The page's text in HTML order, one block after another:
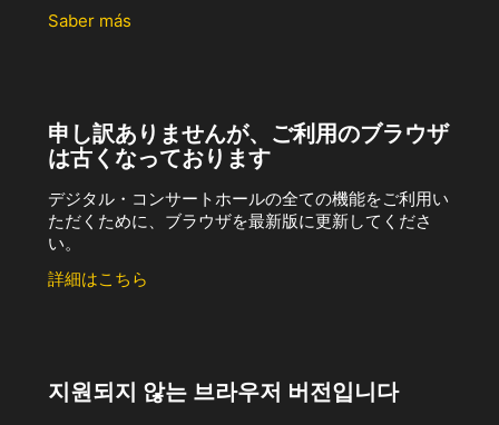
Saber más
申し訳ありませんが、ご利用のブラウザ
は古くなっております
デジタル・コンサートホールの全ての機能をご利用い
ただくために、ブラウザを最新版に更新してくださ
い。
詳細はこちら
지원되지 않는 브라우저 버전입니다